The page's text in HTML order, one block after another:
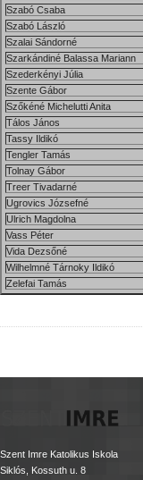
Szabó Csaba
Szabó László
Szalai Sándorné
Szarkándiné Balassa Mariann
Szederkényi Júlia
Szente Gábor
Szőkéné Michelutti Anita
Tálos János
Tassy Ildikó
Tengler Tamás
Tolnay Gábor
Treer Tivadarné
Ugrovics Józsefné
Ulrich Magdolna
Vass Péter
Vida Dezsőné
Wilhelmné Tárnoky Ildikó
Zelefai Tamás
Szent Imre Katolikus Iskola
Siklós, Kossuth u. 8